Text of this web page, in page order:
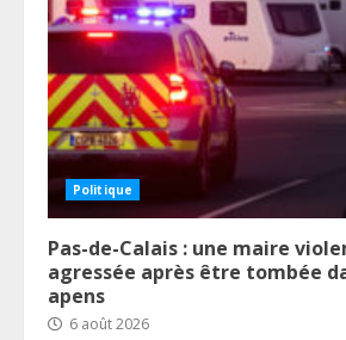
Politique
Pas-de-Calais : une maire
agressée après être tombée
apens
6 août 2026